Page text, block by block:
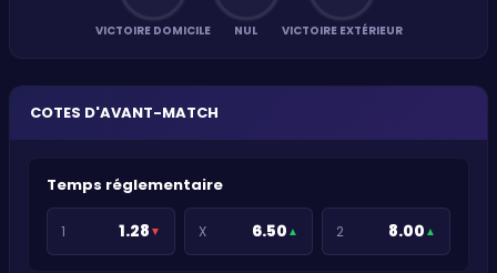
VICTOIRE DOMICILE NUL VICTOIRE EXTÉRIEUR
COTES D'AVANT-MATCH
Temps réglementaire
1 1.28 ▼ X 6.50 ▲ 2 8.00 ▲